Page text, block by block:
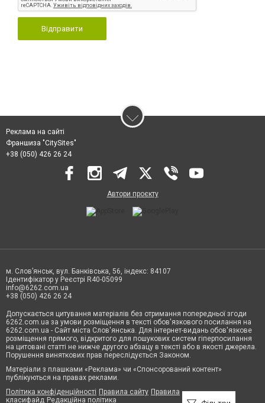
Відправити
Реклама на сайті
Франшиза "CitySites"
+38 (050) 426 26 24
Автори проєкту
м. Слов’янськ, вул. Банківська, 56, індекс: 84107
Ідентифікатор у Реєстрі R40-05099
info@6262.com.ua
+38 (050) 426 26 24
Допускається цитування матеріалів без отримання попередньої згоди
6262.com.ua за умови розміщення в тексті обов'язкового посилання на
6262.com.ua - Сайт міста Слов'янська. Для інтернет-видань обов'язкове
розміщення прямого, відкритого для пошукових систем гіперпосилання
на цитовані статті не нижче другого абзацу в тексті або в якості джерела.
Порушення виняткових прав переслідується Законом.
Матеріали з плашками «Реклама» чи «Спонсорований контент»
публікуються на правах реклами.
Політика конфіденційності Правила сайту Правила
класифайд Редакційна політика